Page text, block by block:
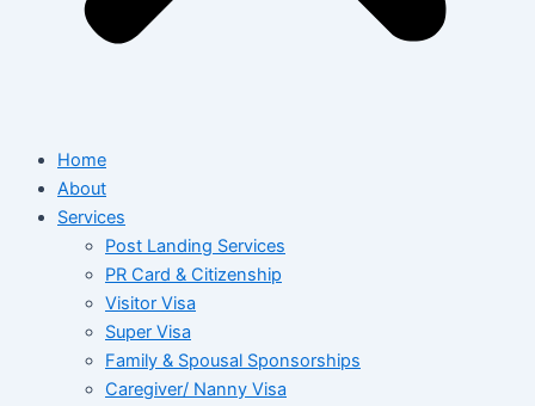
Home
About
Services
Post Landing Services
PR Card & Citizenship
Visitor Visa
Super Visa
Family & Spousal Sponsorships
Caregiver/ Nanny Visa